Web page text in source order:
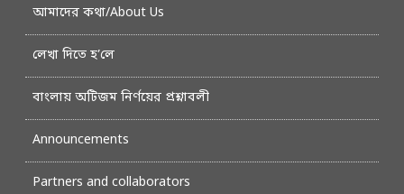
আমাদের কথা/About Us
লেখা দিতে হ’লে
বাংলায় অটিজম নির্ণয়ের প্রশ্নাবলী
Announcements
Partners and collaborators